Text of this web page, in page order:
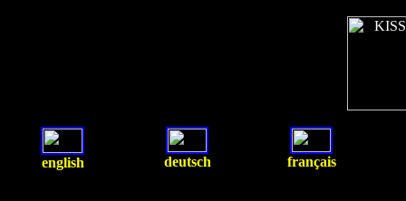
english deutsch français